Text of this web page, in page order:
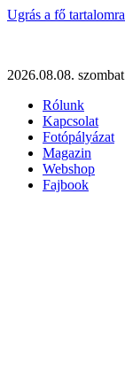
Ugrás a fő tartalomra
2026.08.08. szombat
Rólunk
Kapcsolat
Fotópályázat
Magazin
Webshop
Fajbook